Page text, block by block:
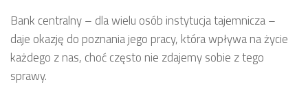
Bank centralny – dla wielu osób instytucja tajemnicza –
daje okazję do poznania jego pracy, która wpływa na życie
każdego z nas, choć często nie zdajemy sobie z tego
sprawy.